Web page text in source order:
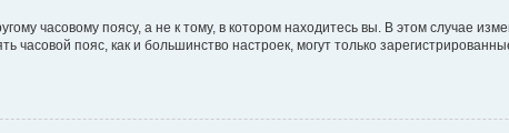
часовому поясу, а не к тому, в котором находитесь вы. В этом случае
часовой пояс, как и большинство настроек, могут только